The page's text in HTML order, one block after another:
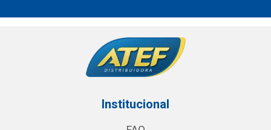
Institucional